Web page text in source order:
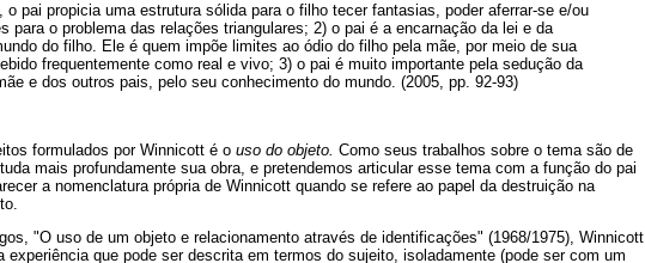
o pai propicia uma estrutura sólida para o filho tecer fantasias, poder aferrar-se e/ou
para o problema das relações triangulares; 2) o pai é a encarnação da lei e da
do filho. Ele é quem impõe limites ao ódio do filho pela mãe, por meio de sua
frequentemente como real e vivo; 3) o pai é muito importante pela sedução da
e dos outros pais, pelo seu conhecimento do mundo. (2005, pp. 92-93)
formulados por Winnicott é o uso do objeto. Como seus trabalhos sobre o tema são de
mais profundamente sua obra, e pretendemos articular esse tema com a função do pai
a nomenclatura própria de Winnicott quando se refere ao papel da destruição na
"O uso de um objeto e relacionamento através de identificações" (1968/1975), Winnicott
experiência que pode ser descrita em termos do sujeito, isoladamente (pode ser com um